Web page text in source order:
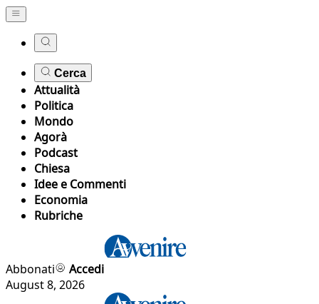
Cerca
Attualità
Politica
Mondo
Agorà
Podcast
Chiesa
Idee e Commenti
Economia
Rubriche
Abbonati
Accedi
August 8, 2026